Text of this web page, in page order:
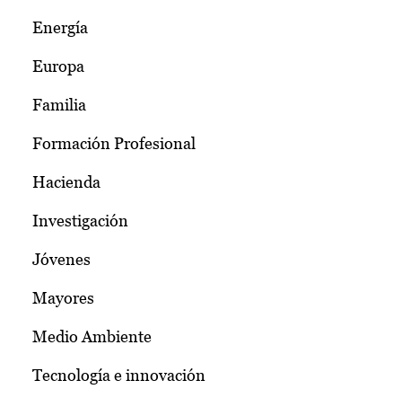
Energía
Europa
Familia
Formación Profesional
Hacienda
Investigación
Jóvenes
Mayores
Medio Ambiente
Tecnología e innovación